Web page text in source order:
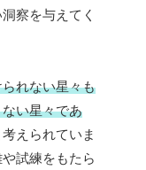
察を与えてく
れない星々も
い星々であ
考えられていま
試練をもたら